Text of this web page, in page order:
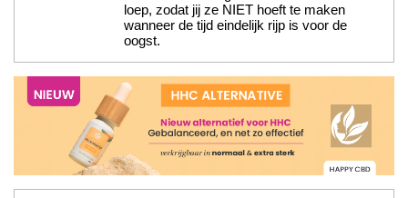
loep, zodat jij ze NIET hoeft te maken
wanneer de tijd eindelijk rijp is voor de
oogst.